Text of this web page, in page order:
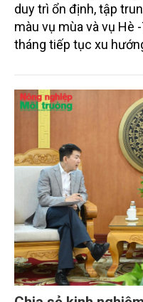
duy trì ổn định, tập
màu vụ mùa và vụ Hè
tháng tiếp tục xu
trưởng khá. Diện tích
thủy sản đều tăng nhẹ.